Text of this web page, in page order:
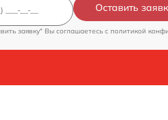
Оставить
заявку" Вы соглашаетесь c политикой